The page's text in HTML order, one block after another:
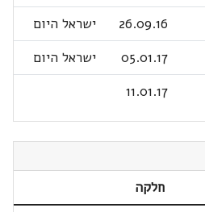
26.09.16
ישראל היום
05.01.17
ישראל היום
11.01.17
חלקה